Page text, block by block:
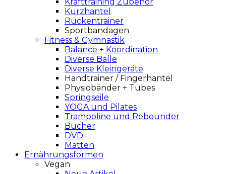
Kurzhantel
Rückentrainer
Sportbandagen
Fitness & Gymnastik
Balance + Koordination
Diverse Bälle
Diverse Kleingeräte
Handtrainer / Fingerhantel
Physiobänder + Tubes
Springseile
YOGA und Pilates
Trampoline und Rebounder
Bücher
DVD
Matten
Ernährungsformen
Vegan